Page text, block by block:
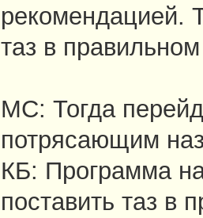
рекомендацией.
таз в
МС: Тогда
потрясающим
КБ: Программа
поставить таз в